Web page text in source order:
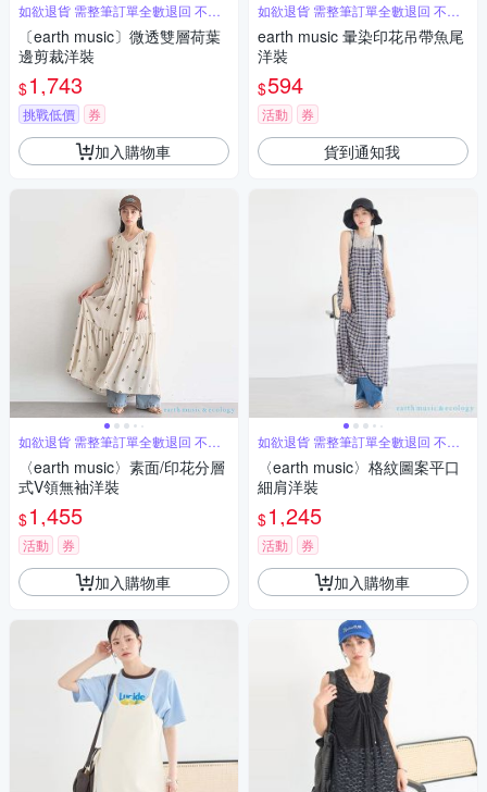
如欲退貨 需整筆訂單全數退回 不能
單退
〔earth music〕微透雙層荷葉
邊剪裁洋裝
$1,743
挑戰低價 券
加入購物車
如欲退貨 需整筆訂單全數退回 不能
單退
〈earth music〉素面/印花分層
式V領無袖洋裝
$1,455
活動 券
加入購物車
如欲退貨 需整筆訂單全數退回 不能
單退
earth music 暈染印花吊帶魚尾
洋裝
$594
活動 券
貨到通知我
如欲退貨 需整筆訂單全數退回 不能
單退
〈earth music〉格紋圖案平口
細肩洋裝
$1,245
活動 券
加入購物車